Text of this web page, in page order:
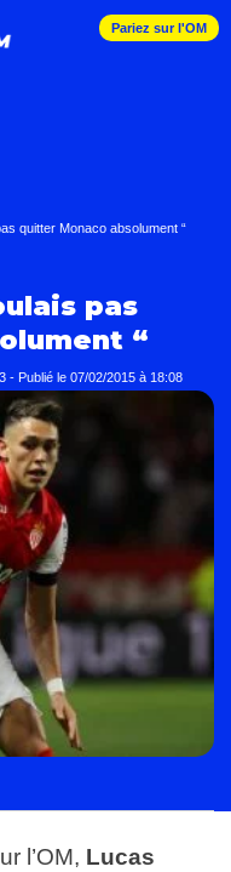
Pariez sur l'OM
quitter Monaco absolument “
pas
“
- Publié le 07/02/2015 à 18:08
l’OM, Lucas